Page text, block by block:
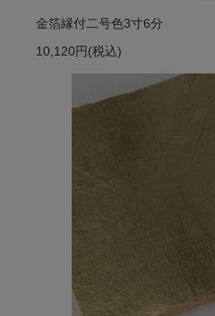
金箔縁付二号色3寸6分
10,120円(税込)